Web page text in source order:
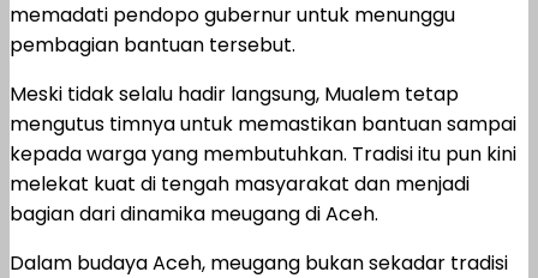
memadati pendopo gubernur untuk menunggu
pembagian bantuan tersebut.
Meski tidak selalu hadir langsung, Mualem tetap
mengutus timnya untuk memastikan bantuan sampai
kepada warga yang membutuhkan. Tradisi itu pun kini
melekat kuat di tengah masyarakat dan menjadi
bagian dari dinamika meugang di Aceh.
Dalam budaya Aceh, meugang bukan sekadar tradisi